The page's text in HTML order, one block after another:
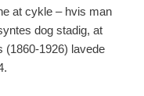
at cykle – hvis man
dog stadig, at
(1860-1926) lavede